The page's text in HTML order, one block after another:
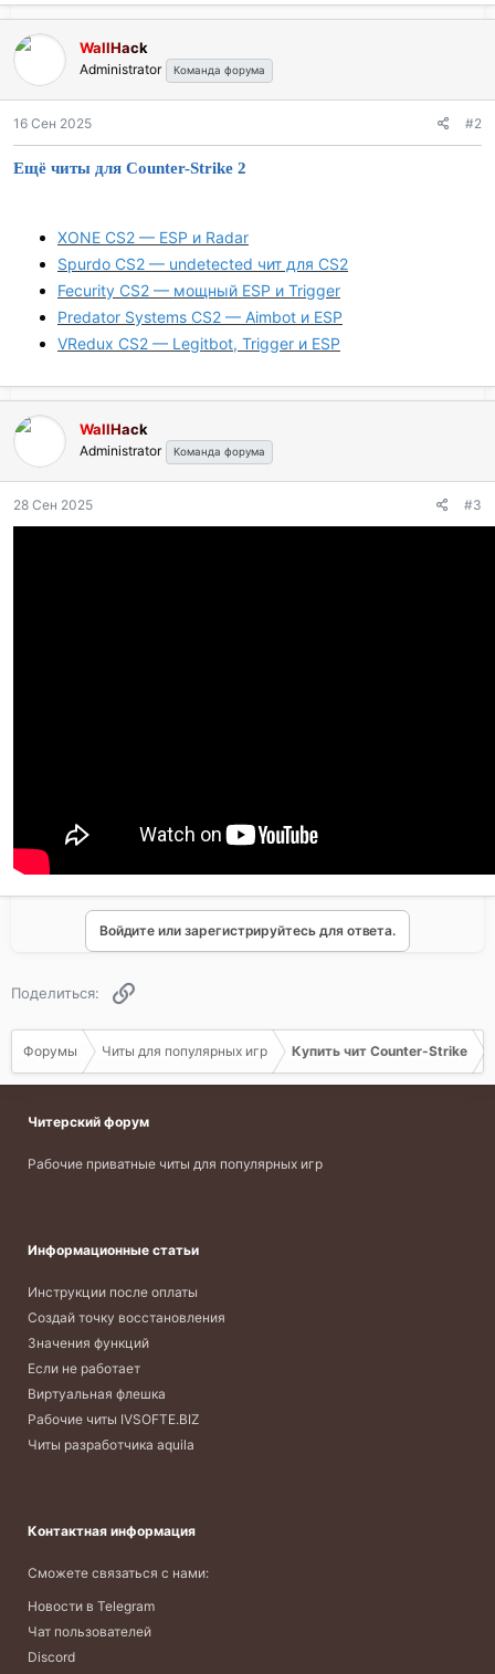
WallHack
Administrator Команда форума
16 Сен 2025 #2
Ещё читы для Counter-Strike 2
XONE CS2 — ESP и Radar
Spurdo CS2 — undetected чит для CS2
Fecurity CS2 — мощный ESP и Trigger
Predator Systems CS2 — Aimbot и ESP
VRedux CS2 — Legitbot, Trigger и ESP
WallHack
Administrator Команда форума
28 Сен 2025 #3
Войдите или зарегистрируйтесь для ответа.
Поделиться:
Форумы Читы для популярных игр Купить чит Counter-Strike
Читерский форум
Рабочие приватные читы для популярных игр
Информационные статьи
Инструкции после оплаты
Создай точку восстановления
Значения функций
Если не работает
Виртуальная флешка
Рабочие читы IVSOFTE.BIZ
Читы разработчика aquila
Контактная информация
Сможете связаться с нами:
Новости в Telegram
Чат пользователей
Discord